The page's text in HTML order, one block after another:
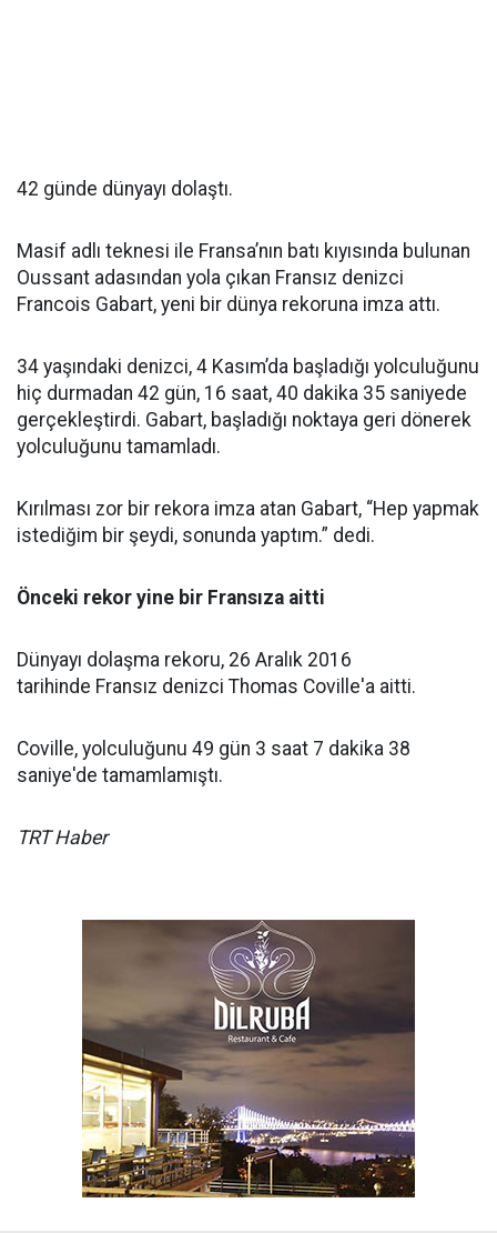
42 günde dünyayı dolaştı.
Masif adlı teknesi ile Fransa’nın batı kıyısında bulunan
Oussant adasından yola çıkan Fransız denizci
Francois Gabart, yeni bir dünya rekoruna imza attı.
34 yaşındaki denizci, 4 Kasım’da başladığı yolculuğunu
hiç durmadan 42 gün, 16 saat, 40 dakika 35 saniyede
gerçekleştirdi. Gabart, başladığı noktaya geri dönerek
yolculuğunu tamamladı.
Kırılması zor bir rekora imza atan Gabart, “Hep yapmak
istediğim bir şeydi, sonunda yaptım.” dedi.
Önceki rekor yine bir Fransıza aitti
Dünyayı dolaşma rekoru, 26 Aralık 2016
tarihinde Fransız denizci Thomas Coville'a aitti.
Coville, yolculuğunu 49 gün 3 saat 7 dakika 38
saniye'de tamamlamıştı.
TRT Haber